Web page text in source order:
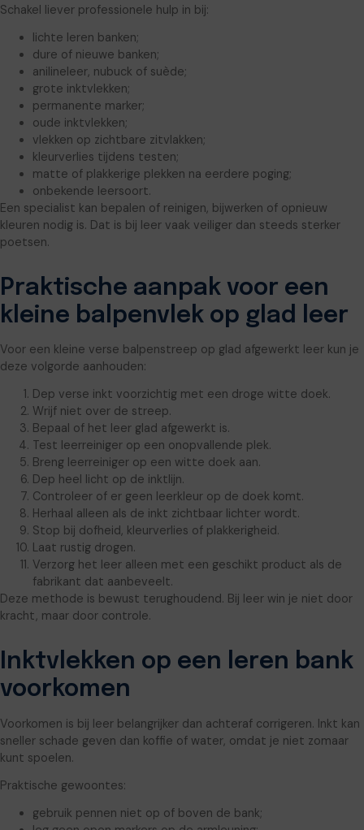
Schakel liever professionele hulp in bij:
lichte leren banken;
dure of nieuwe banken;
anilineleer, nubuck of suède;
grote inktvlekken;
permanente marker;
oude inktvlekken;
vlekken op zichtbare zitvlakken;
kleurverlies tijdens testen;
matte of plakkerige plekken na eerdere poging;
onbekende leersoort.
Een specialist kan bepalen of reinigen, bijwerken of opnieuw
kleuren nodig is. Dat is bij leer vaak veiliger dan steeds sterker
poetsen.
Praktische aanpak voor een
kleine balpenvlek op glad leer
Voor een kleine verse balpenstreep op glad afgewerkt leer kun je
deze volgorde aanhouden:
Dep verse inkt voorzichtig met een droge witte doek.
Wrijf niet over de streep.
Bepaal of het leer glad afgewerkt is.
Test leerreiniger op een onopvallende plek.
Breng leerreiniger op een witte doek aan.
Dep heel licht op de inktlijn.
Controleer of er geen leerkleur op de doek komt.
Herhaal alleen als de inkt zichtbaar lichter wordt.
Stop bij dofheid, kleurverlies of plakkerigheid.
Laat rustig drogen.
Verzorg het leer alleen met een geschikt product als de
fabrikant dat aanbeveelt.
Deze methode is bewust terughoudend. Bij leer win je niet door
kracht, maar door controle.
Inktvlekken op een leren bank
voorkomen
Voorkomen is bij leer belangrijker dan achteraf corrigeren. Inkt kan
sneller schade geven dan koffie of water, omdat je niet zomaar
kunt spoelen.
Praktische gewoontes:
gebruik pennen niet op of boven de bank;